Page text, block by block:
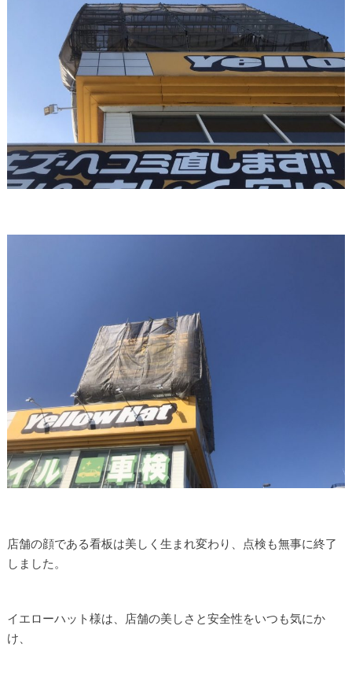
店舗の顔である看板は美しく生まれ変わり、点検も無事に終了
しました。
イエローハット様は、店舗の美しさと安全性をいつも気にか
け、